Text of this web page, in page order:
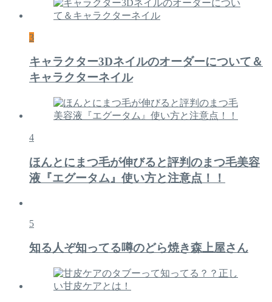
3
キャラクター3Dネイルのオーダーについて＆
キャラクターネイル
4
ほんとにまつ毛が伸びると評判のまつ毛美容
液『エグータム』使い方と注意点！！
5
知る人ぞ知ってる噂のどら焼き森上屋さん